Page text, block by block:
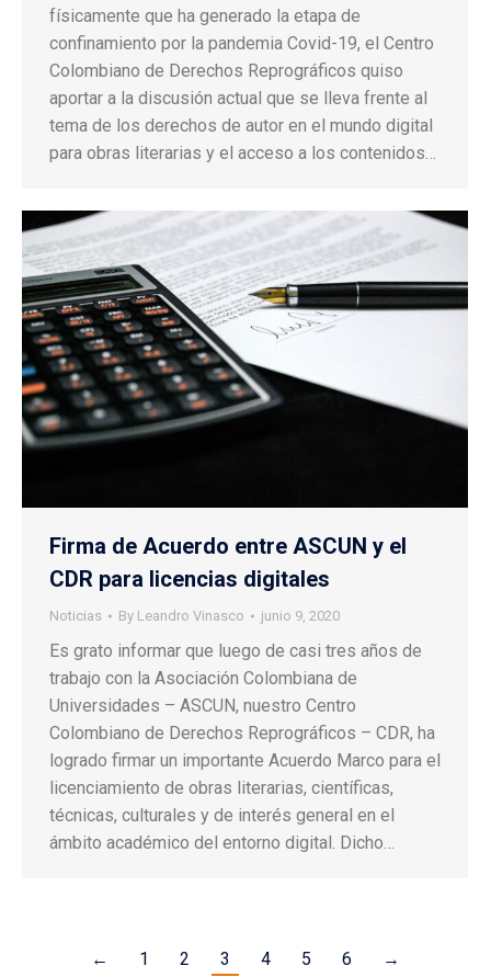
físicamente que ha generado la etapa de
confinamiento por la pandemia Covid-19, el Centro
Colombiano de Derechos Reprográficos quiso
aportar a la discusión actual que se lleva frente al
tema de los derechos de autor en el mundo digital
para obras literarias y el acceso a los contenidos…
Firma de Acuerdo entre ASCUN y el
CDR para licencias digitales
Noticias By Leandro Vinasco junio 9, 2020
Es grato informar que luego de casi tres años de
trabajo con la Asociación Colombiana de
Universidades – ASCUN, nuestro Centro
Colombiano de Derechos Reprográficos – CDR, ha
logrado firmar un importante Acuerdo Marco para el
licenciamiento de obras literarias, científicas,
técnicas, culturales y de interés general en el
ámbito académico del entorno digital. Dicho…
← 1 2 3 4 5 6 →